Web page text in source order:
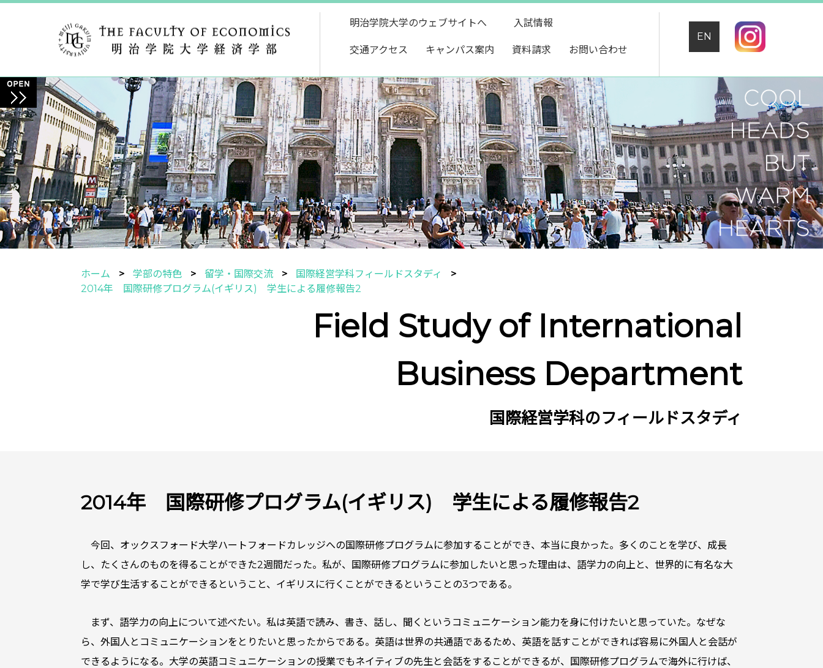
明治学院大学のウェブサイトへ 入試情報
交通アクセス キャンパス案内 資料請求 お問い合わせ
EN
ホーム 学部の特色 留学・国際交流
国際経営学科フィールドスタディ
2014年 国際研修プログラム(イギリス) 学生による履修報告2
Field Study of International
Business Department
国際経営学科のフィールドスタディ
2014年 国際研修プログラム(イギリス) 学生による履修報告2
今回、オックスフォード大学ハートフォードカレッジへの国際研修プログラムに参加することができ、本当に良かった。多くのことを学び、成長
し、たくさんのものを得ることができた2週間だった。私が、国際研修プログラムに参加したいと思った理由は、語学力の向上と、世界的に有名な大
学で学び生活することができるということ、イギリスに行くことができるということの3つである。
まず、語学力の向上について述べたい。私は英語で読み、書き、話し、聞くというコミュニケーション能力を身に付けたいと思っていた。なぜな
ら、外国人とコミュニケーションをとりたいと思ったからである。英語は世界の共通語であるため、英語を話すことができれば容易に外国人と会話が
できるようになる。大学の英語コミュニケーションの授業でもネイティブの先生と会話をすることができるが、国際研修プログラムで海外に行けば、